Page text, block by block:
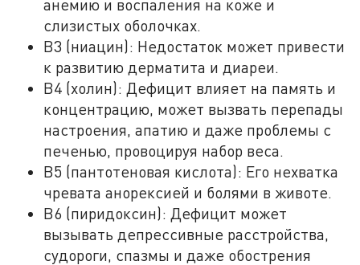
анемию и воспаления на коже и
слизистых оболочках.
B3 (ниацин): Недостаток может привести
к развитию дерматита и диареи.
B4 (холин): Дефицит влияет на память и
концентрацию, может вызвать перепады
настроения, апатию и даже проблемы с
печенью, провоцируя набор веса.
B5 (пантотеновая кислота): Его нехватка
чревата анорексией и болями в животе.
B6 (пиридоксин): Дефицит может
вызывать депрессивные расстройства,
судороги, спазмы и даже обострения